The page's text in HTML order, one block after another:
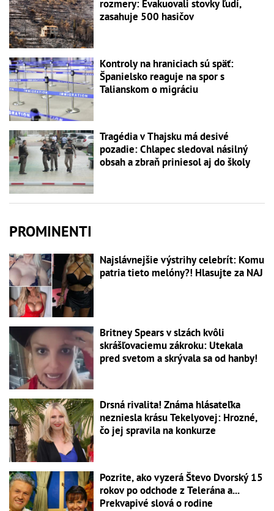
rozmery: Evakuovali stovky ľudí,
zasahuje 500 hasičov
Kontroly na hraniciach sú späť:
Španielsko reaguje na spor s
Talianskom o migráciu
Tragédia v Thajsku má desivé
pozadie: Chlapec sledoval násilný
obsah a zbraň priniesol aj do školy
PROMINENTI
Najslávnejšie výstrihy celebrít: Komu
patria tieto melóny?! Hlasujte za NAJ
Britney Spears v slzách kvôli
skrášľovaciemu zákroku: Utekala
pred svetom a skrývala sa od hanby!
Drsná rivalita! Známa hlásateľka
nezniesla krásu Tekelyovej: Hrozné,
čo jej spravila na konkurze
Pozrite, ako vyzerá Števo Dvorský 15
rokov po odchode z Telerána a...
Prekvapivé slová o rodine